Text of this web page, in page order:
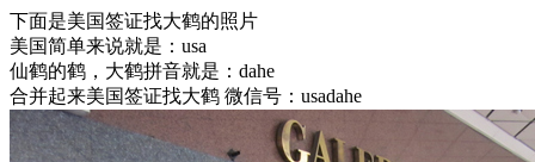
下面是美国签证找大鹤的照片
美国简单来说就是：usa
仙鹤的鹤，大鹤拼音就是：dahe
合并起来美国签证找大鹤 微信号：usadahe